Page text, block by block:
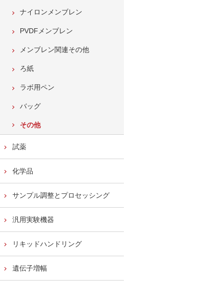
ナイロンメンブレン
PVDFメンブレン
メンブレン関連その他
ろ紙
ラボ用ペン
バッグ
その他
試薬
化学品
サンプル調整とプロセッシング
汎用実験機器
リキッドハンドリング
遺伝子増幅